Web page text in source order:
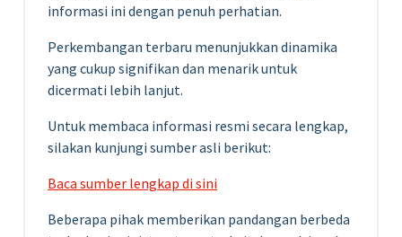
informasi ini dengan penuh perhatian.
Perkembangan terbaru menunjukkan dinamika
yang cukup signifikan dan menarik untuk
dicermati lebih lanjut.
Untuk membaca informasi resmi secara lengkap,
silakan kunjungi sumber asli berikut:
Baca sumber lengkap di sini
Beberapa pihak memberikan pandangan berbeda